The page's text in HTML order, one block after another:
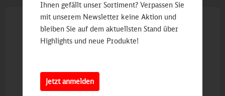
Ihnen gefällt unser Sortiment? Verpassen Sie
mit unserem Newsletter keine Aktion und
bleiben Sie auf dem aktuellsten Stand über
Highlights und neue Produkte!
Jetzt anmelden